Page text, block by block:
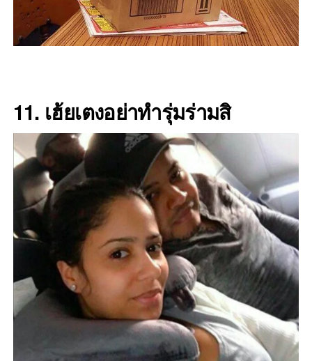
11. เฮ้ยเตงอย่าทำรุ่มร่ามสิ